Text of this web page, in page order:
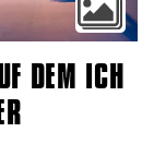
DEM ICH